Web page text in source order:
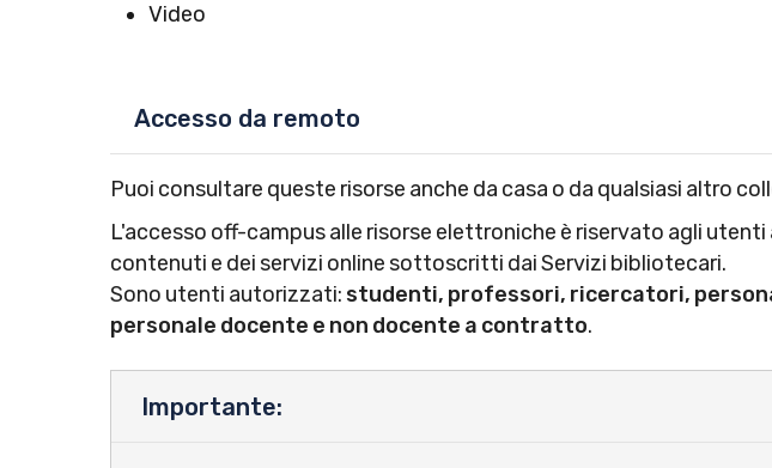
Video
Accesso da remoto
Puoi consultare queste risorse anche da casa o da qualsiasi altro
L'accesso off-campus alle risorse elettroniche è riservato agli
contenuti e dei servizi online sottoscritti dai Servizi bibliotecari.
Sono utenti autorizzati: studenti, professori, ricercatori,
personale docente e non docente a contratto.
Importante: